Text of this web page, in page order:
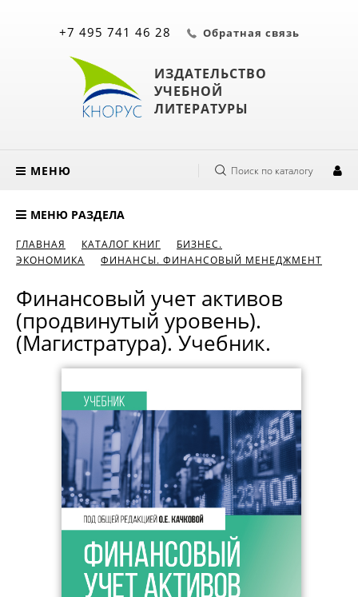
ИЗДАТЕЛЬСТВО
УЧЕБНОЙ
ЛИТЕРАТУРЫ
+7 495 741 46 28 Обратная связь
МЕНЮ Поиск по каталогу
МЕНЮ РАЗДЕЛА
ГЛАВНАЯ КАТАЛОГ КНИГ
БИЗНЕС.
ЭКОНОМИКА
ФИНАНСЫ. ФИНАНСОВЫЙ МЕНЕДЖМЕНТ
Финансовый учет активов
(продвинутый уровень).
(Магистратура). Учебник.